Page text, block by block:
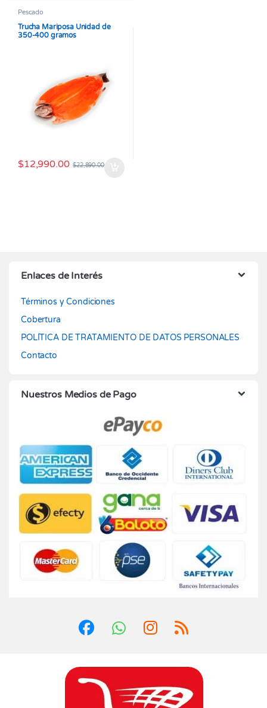
Pescado
Trucha Mariposa Unidad de
350-400 gramos
$12,990.00 $22,890.00
Enlaces de Interés
Términos y Condiciones
Cobertura
POLÍTICA DE TRATAMIENTO DE DATOS PERSONALES
Contacto
Nuestros Medios de Pago